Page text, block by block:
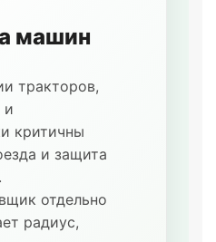
машин
тракторов,
и
критичны
и защита
отдельно
радиус,